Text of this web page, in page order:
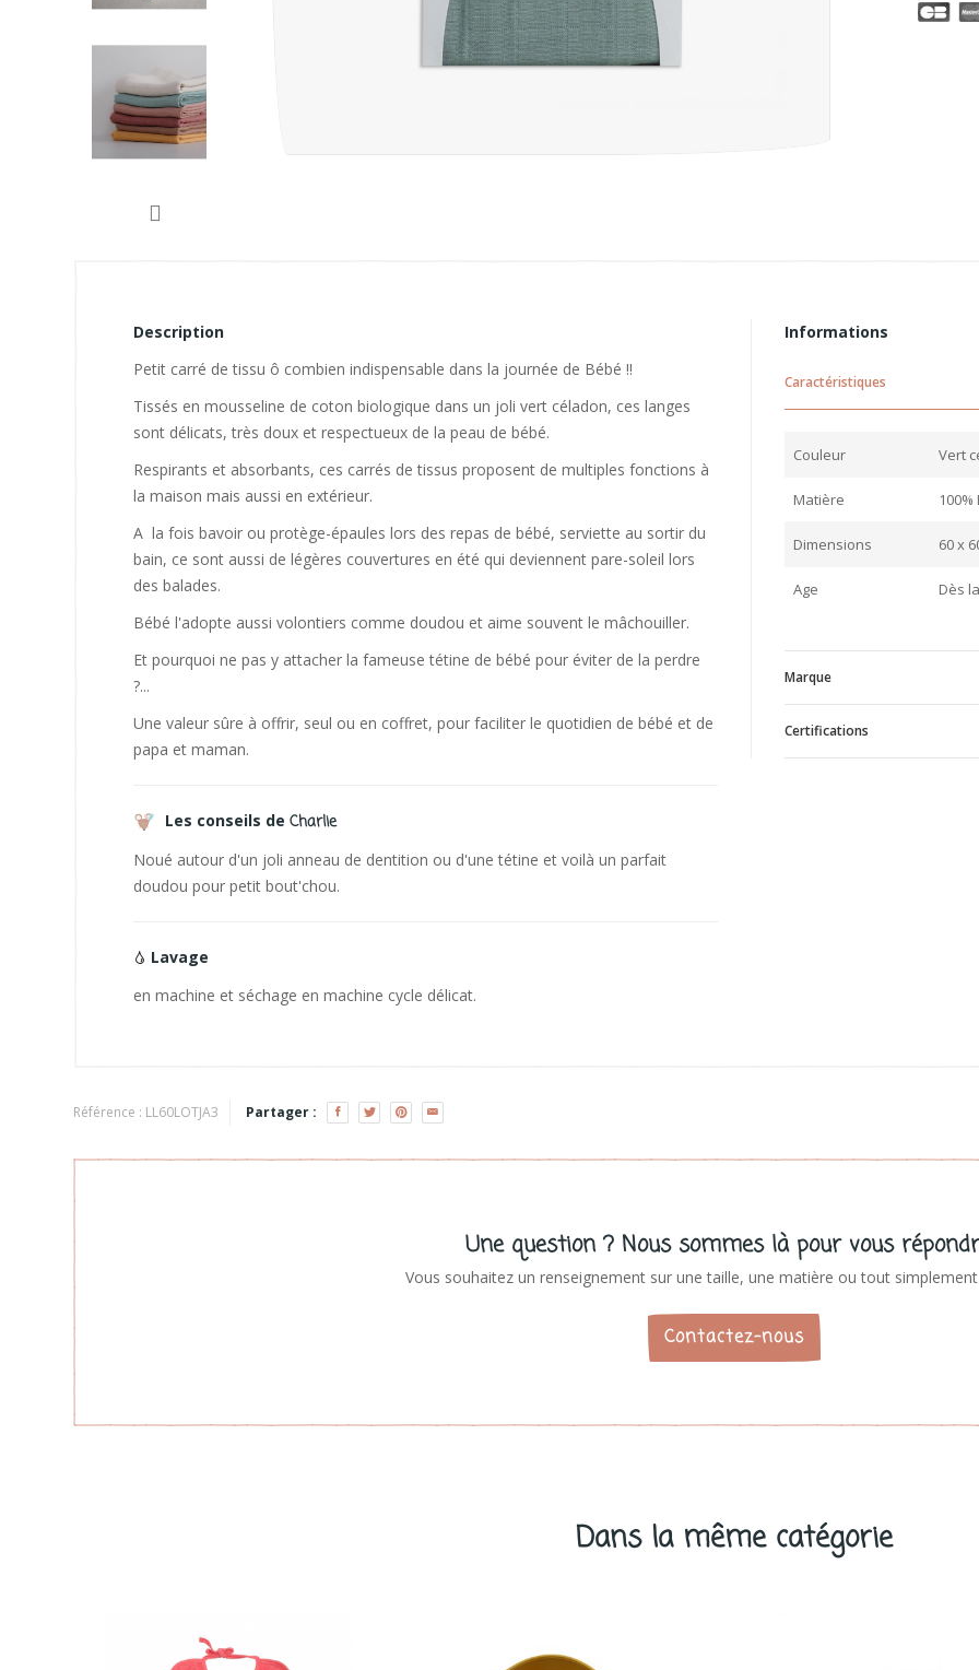
Description
Petit carré de tissu ô combien indispensable dans la journée de Bébé !!
Tissés en mousseline de coton biologique dans un joli vert céladon, ces langes
sont délicats, très doux et respectueux de la peau de bébé.
Respirants et absorbants, ces carrés de tissus proposent de multiples fonctions à
la maison mais aussi en extérieur.
A la fois bavoir ou protège-épaules lors des repas de bébé, serviette au sortir du
bain, ce sont aussi de légères couvertures en été qui deviennent pare-soleil lors
des balades.
Bébé l'adopte aussi volontiers comme doudou et aime souvent le mâchouiller.
Et pourquoi ne pas y attacher la fameuse tétine de bébé pour éviter de la perdre
?...
Une valeur sûre à offrir, seul ou en coffret, pour faciliter le quotidien de bébé et de
papa et maman.
Les conseils de Charlie
Noué autour d'un joli anneau de dentition ou d'une tétine et voilà un parfait
doudou pour petit bout'chou.
Lavage
en machine et séchage en machine cycle délicat.
Informations
Caractéristiques
Couleur Vert
Matière
Dimensions 60 x
Age Dès
Marque
Certifications
Référence : LL60LOTJA3 Partager :
Une question ? Nous sommes là pour vous
Vous souhaitez un renseignement sur une taille, une matière ou tout
Contactez-nous
Dans la même catégorie